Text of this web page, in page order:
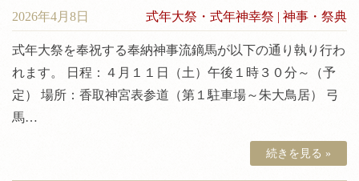
2026年4月8日 式年大祭・式年神幸祭 | 神事・祭典
式年大祭を奉祝する奉納神事流鏑馬が以下の通り執り行わ
れます。 日程：４月１１日（土）午後１時３０分～（予
定） 場所：香取神宮表参道（第１駐車場～朱大鳥居） 弓
馬…
続きを見る »